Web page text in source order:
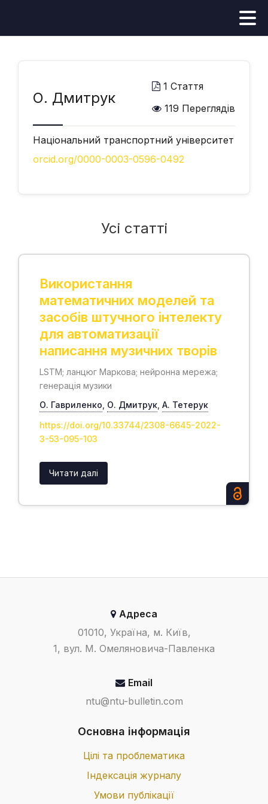
О. Дмитрук
1 Стаття
119 Переглядів
Національний транспортний університет
orcid.org/0000-0003-0596-0492
Усі статті
Використання
математичних моделей та
засобів штучного інтелекту
для автоматизації
написання музичних творів
LSTM; ланцюг Маркова; нейронна мережа;
генерація музики
О. Гавриленко О. Дмитрук А. Тетерук
https://doi.org/10.33744/2308-6645-2022-
3-53-095-103
Читати далі
Адреса
01010, Україна, м. Київ,
1, вул. М. Омеляновича-Павленка
Email
ntu@ntu-bulletin.com
Основна інформація
Цілі та проблематика
Індексація журналу
Умови публікації